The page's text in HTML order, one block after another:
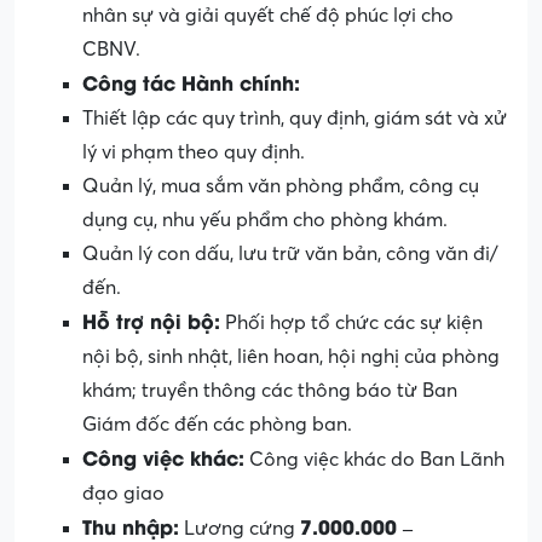
nhân sự và giải quyết chế độ phúc lợi cho
CBNV.
Công tác Hành chính:
Thiết lập các quy trình, quy định, giám sát và xử
lý vi phạm theo quy định.
Quản lý, mua sắm văn phòng phẩm, công cụ
dụng cụ, nhu yếu phẩm cho phòng khám.
Quản lý con dấu, lưu trữ văn bản, công văn đi/
đến.
Hỗ trợ nội bộ: Phối hợp tổ chức các sự kiện
nội bộ, sinh nhật, liên hoan, hội nghị của phòng
khám; truyền thông các thông báo từ Ban
Giám đốc đến các phòng ban.
Công việc khác: Công việc khác do Ban Lãnh
đạo giao
Thu nhập: Lương cứng 7.000.000 –